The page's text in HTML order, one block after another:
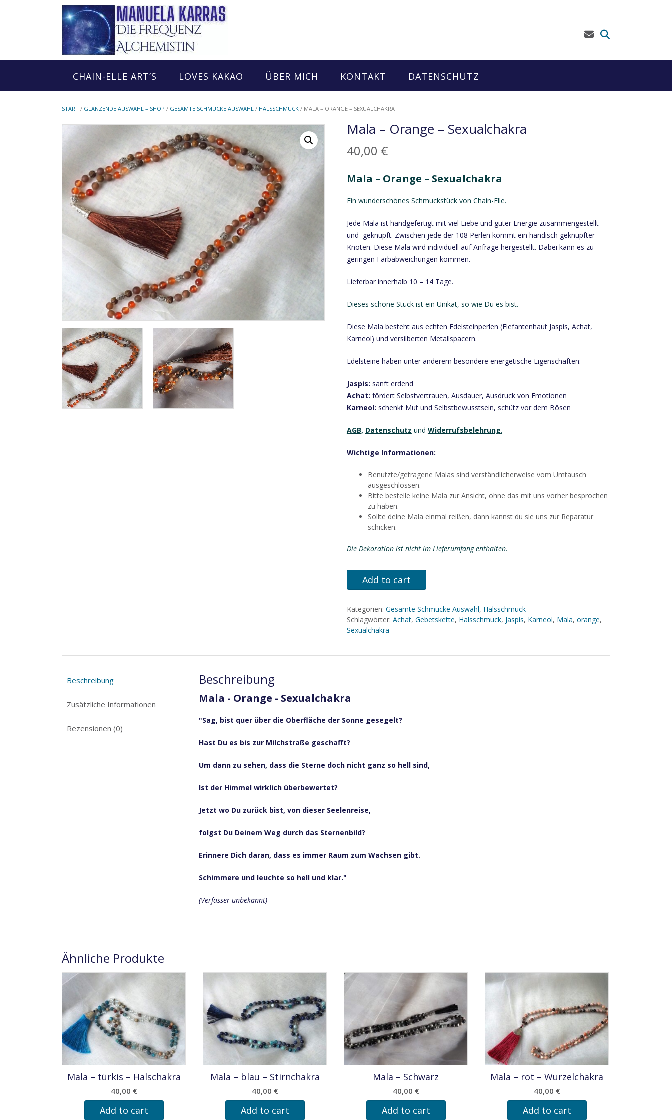
CHAIN-ELLE ART’S LOVES KAKAO ÜBER MICH KONTAKT DATENSCHUTZ
START / GLÄNZENDE AUSWAHL – SHOP / GESAMTE SCHMUCKE AUSWAHL / HALSSCHMUCK / MALA – ORANGE – SEXUALCHAKRA
Mala – Orange – Sexualchakra
40,00 €
Mala – Orange – Sexualchakra
Ein wunderschönes Schmuckstück von Chain-Elle.
Jede Mala ist handgefertigt mit viel Liebe und guter Energie zusammengestellt
und geknüpft. Zwischen jede der 108 Perlen kommt ein händisch geknüpfter
Knoten. Diese Mala wird individuell auf Anfrage hergestellt. Dabei kann es zu
geringen Farbabweichungen kommen.
Lieferbar innerhalb 10 – 14 Tage.
Dieses schöne Stück ist ein Unikat, so wie Du es bist.
Diese Mala besteht aus echten Edelsteinperlen (Elefantenhaut Jaspis, Achat,
Karneol) und versilberten Metallspacern.
Edelsteine haben unter anderem besondere energetische Eigenschaften:
Jaspis: sanft erdend
Achat: fördert Selbstvertrauen, Ausdauer, Ausdruck von Emotionen
Karneol: schenkt Mut und Selbstbewusstsein, schütz vor dem Bösen
AGB, Datenschutz und Widerrufsbelehrung.
Wichtige Informationen:
Benutzte/getragene Malas sind verständlicherweise vom Umtausch
ausgeschlossen.
Bitte bestelle keine Mala zur Ansicht, ohne das mit uns vorher besprochen
zu haben.
Sollte deine Mala einmal reißen, dann kannst du sie uns zur Reparatur
schicken.
Die Dekoration ist nicht im Lieferumfang enthalten.
-
Sexualchakra
Menge
Add to cart
Kategorien: Gesamte Schmucke Auswahl, Halsschmuck
Schlagwörter: Achat, Gebetskette, Halsschmuck, Jaspis, Karneol, Mala, orange,
Sexualchakra
Beschreibung
Zusätzliche Informationen
Rezensionen (0)
Beschreibung
Mala - Orange - Sexualchakra
"Sag, bist quer über die Oberfläche der Sonne gesegelt?
Hast Du es bis zur Milchstraße geschafft?
Um dann zu sehen, dass die Sterne doch nicht ganz so hell sind,
Ist der Himmel wirklich überbewertet?
Jetzt wo Du zurück bist, von dieser Seelenreise,
folgst Du Deinem Weg durch das Sternenbild?
Erinnere Dich daran, dass es immer Raum zum Wachsen gibt.
Schimmere und leuchte so hell und klar."
(Verfasser unbekannt)
Ähnliche Produkte
Mala – türkis – Halschakra
40,00 €
Add to cart
Mala – blau – Stirnchakra
40,00 €
Add to cart
Mala – Schwarz
40,00 €
Add to cart
Mala – rot – Wurzelchakra
40,00 €
Add to cart